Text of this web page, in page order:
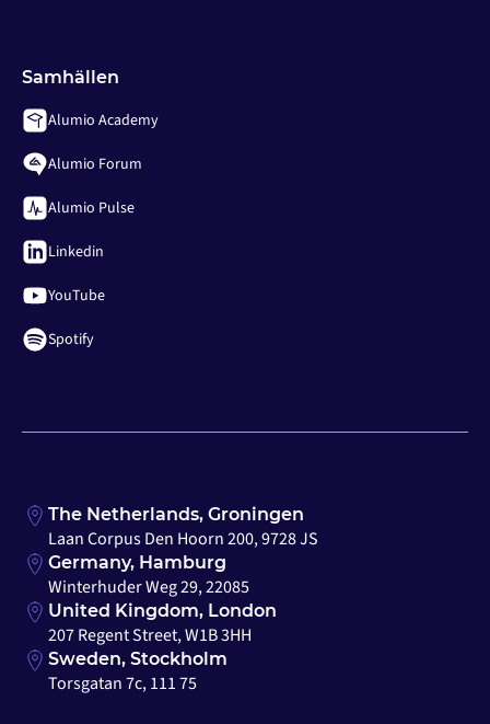
Samhällen
Alumio Academy
Alumio Forum
Alumio Pulse
Linkedin
YouTube
Spotify
The Netherlands, Groningen
Laan Corpus Den Hoorn 200, 9728 JS
Germany, Hamburg
Winterhuder Weg 29, 22085
United Kingdom, London
207 Regent Street, W1B 3HH
Sweden, Stockholm
Torsgatan 7c, 111 75